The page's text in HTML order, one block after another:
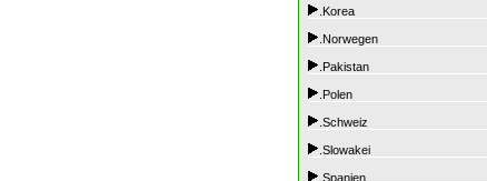
.Korea
.Norwegen
.Pakistan
.Polen
.Schweiz
.Slowakei
.Spanien